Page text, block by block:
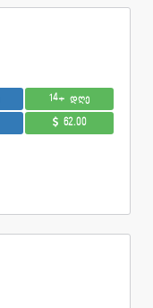
14+ დღე
62.00